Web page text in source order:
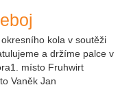
kola v soutěži
a držíme palce v
místo Fruhwirt
Vaněk Jan